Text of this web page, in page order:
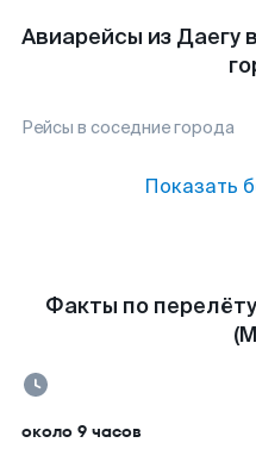
Авиарейсы из
Рейсы в соседние города
Показать
Факты по
около 9 часов